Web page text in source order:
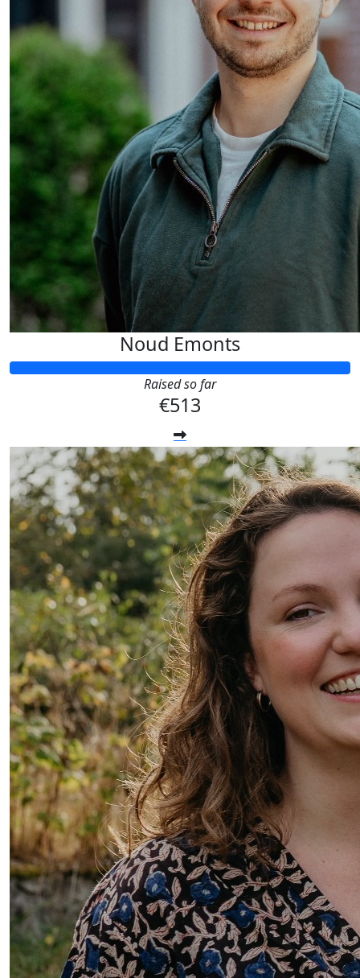
Noud Emonts
Raised so far
€513